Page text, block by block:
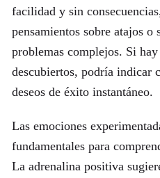
facilidad y sin
pensamientos sobre atajos o
problemas complejos. Si
descubiertos, podría indicar
deseos de éxito instantáneo.
Las emociones
fundamentales para
La adrenalina positiva